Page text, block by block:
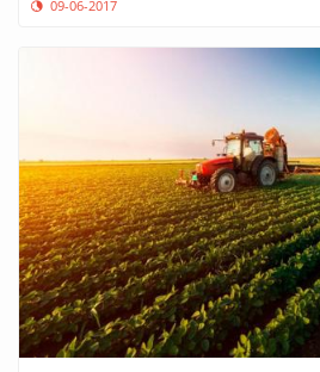
09-06-2017